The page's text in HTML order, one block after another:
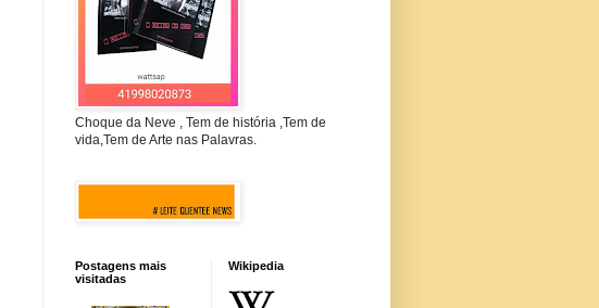
Choque da Neve , Tem de história ,Tem de
vida,Tem de Arte nas Palavras.
Postagens mais
visitadas
Wikipedia